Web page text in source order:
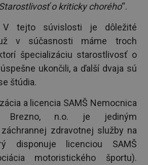
o kriticky chorého“.
tejto súvislosti je dôležité
v súčasnosti máme troch
špecializáciu starostlivosť o
ukončili, a ďalší dvaja sú
štúdia.
a licencia SAMŠ Nemocnica
Brezno, n.o. je jediným
zdravotnej služby na
disponuje licenciou SAMŠ
motoristického športu).